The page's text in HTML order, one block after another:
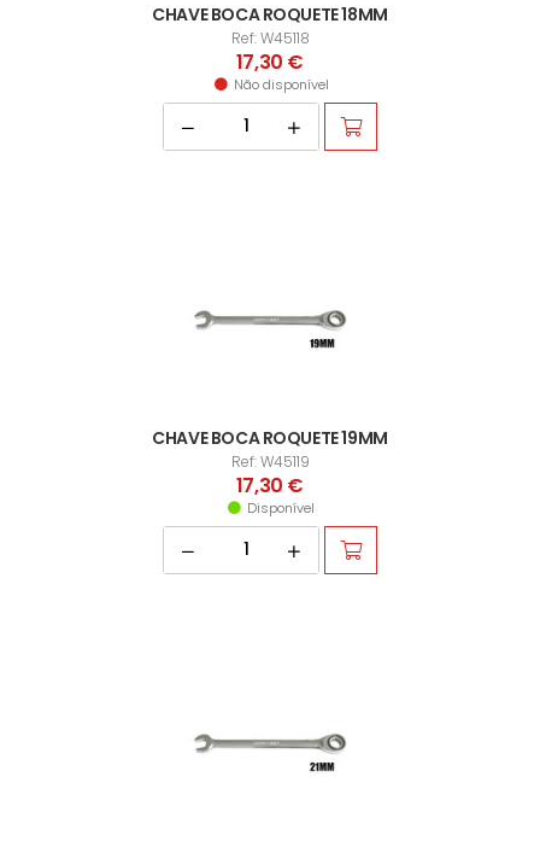
CHAVE BOCA ROQUETE 18MM
Ref: W45118
17,30 €
Não disponível
CHAVE BOCA ROQUETE 19MM
Ref: W45119
17,30 €
Disponível